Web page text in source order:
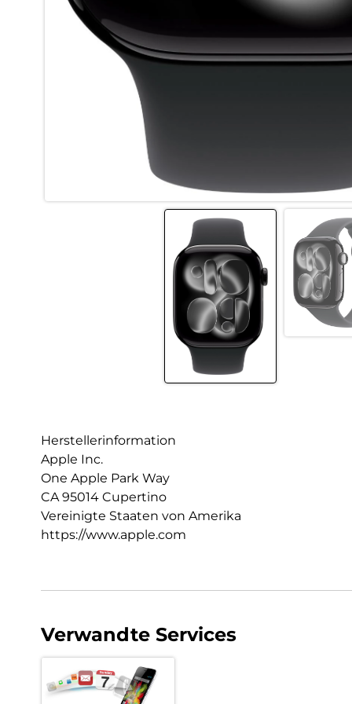
Herstellerinformation
Apple Inc.
One Apple Park Way
CA 95014 Cupertino
Vereinigte Staaten von Amerika
https://www.apple.com
Verwandte Services